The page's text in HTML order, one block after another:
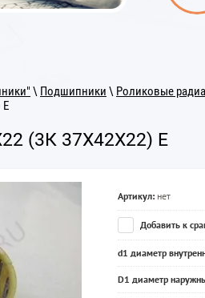
\ Подшипники \ Роликовые
Е
(3К 37Х42Х22) Е
Артикул: нет
Добавить к
d1 диаметр
D1 диаметр